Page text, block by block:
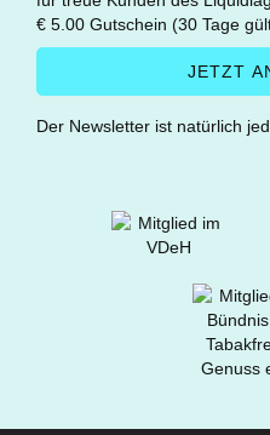
€ 5.00 Gutschein (30 Tage
Der Newsletter ist natürlich